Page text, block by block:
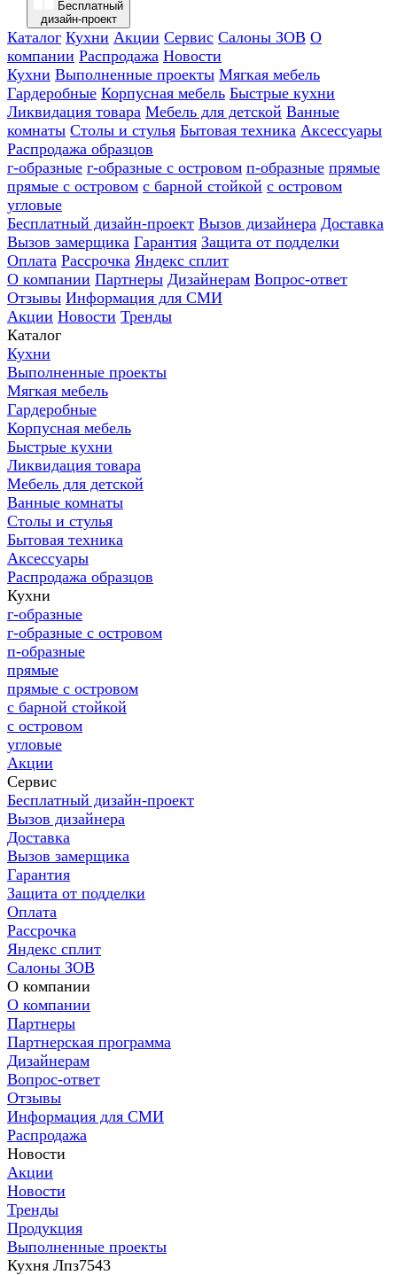
Бесплатный
дизайн-проект
Каталог Кухни Акции Сервис Салоны ЗОВ О
компании Распродажа Новости
Кухни Выполненные проекты Мягкая мебель
Гардеробные Корпусная мебель Быстрые кухни
Ликвидация товара Мебель для детской Ванные
комнаты Столы и стулья Бытовая техника Аксессуары
Распродажа образцов
г-образные г-образные с островом п-образные прямые
прямые с островом с барной стойкой с островом
угловые
Бесплатный дизайн-проект Вызов дизайнера Доставка
Вызов замерщика Гарантия Защита от подделки
Оплата Рассрочка Яндекс сплит
О компании Партнеры Дизайнерам Вопрос-ответ
Отзывы Информация для СМИ
Акции Новости Тренды
Каталог
Кухни
Выполненные проекты
Мягкая мебель
Гардеробные
Корпусная мебель
Быстрые кухни
Ликвидация товара
Мебель для детской
Ванные комнаты
Столы и стулья
Бытовая техника
Аксессуары
Распродажа образцов
Кухни
г-образные
г-образные с островом
п-образные
прямые
прямые с островом
с барной стойкой
с островом
угловые
Акции
Сервис
Бесплатный дизайн-проект
Вызов дизайнера
Доставка
Вызов замерщика
Гарантия
Защита от подделки
Оплата
Рассрочка
Яндекс сплит
Салоны ЗОВ
О компании
О компании
Партнеры
Партнерская программа
Дизайнерам
Вопрос-ответ
Отзывы
Информация для СМИ
Распродажа
Новости
Акции
Новости
Тренды
Продукция
Выполненные проекты
Кухня Лпз7543